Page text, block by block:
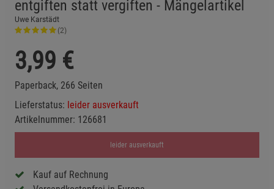
entgiften statt vergiften - Mängelartikel
Uwe Karstädt
(2)
3,99 €
Paperback, 266 Seiten
Lieferstatus: leider ausverkauft
Artikelnummer: 126681
leider ausverkauft
Kauf auf Rechnung